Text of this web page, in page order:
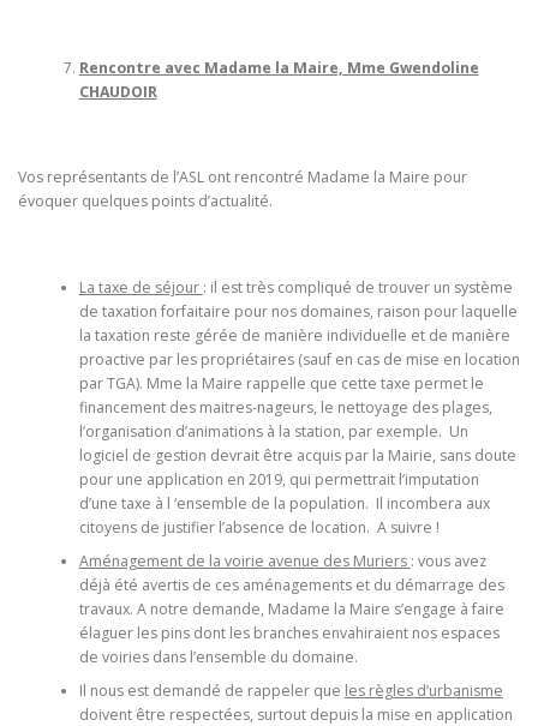
Rencontre avec Madame la Maire, Mme Gwendoline
CHAUDOIR
Vos représentants de l’ASL ont rencontré Madame la Maire pour
évoquer quelques points d’actualité.
La taxe de séjour : il est très compliqué de trouver un système
de taxation forfaitaire pour nos domaines, raison pour laquelle
la taxation reste gérée de manière individuelle et de manière
proactive par les propriétaires (sauf en cas de mise en location
par TGA). Mme la Maire rappelle que cette taxe permet le
financement des maitres-nageurs, le nettoyage des plages,
l’organisation d’animations à la station, par exemple. Un
logiciel de gestion devrait être acquis par la Mairie, sans doute
pour une application en 2019, qui permettrait l’imputation
d’une taxe à l ‘ensemble de la population. Il incombera aux
citoyens de justifier l’absence de location. A suivre !
Aménagement de la voirie avenue des Muriers : vous avez
déjà été avertis de ces aménagements et du démarrage des
travaux. A notre demande, Madame la Maire s’engage à faire
élaguer les pins dont les branches envahiraient nos espaces
de voiries dans l’ensemble du domaine.
Il nous est demandé de rappeler que les règles d’urbanisme
doivent être respectées, surtout depuis la mise en application